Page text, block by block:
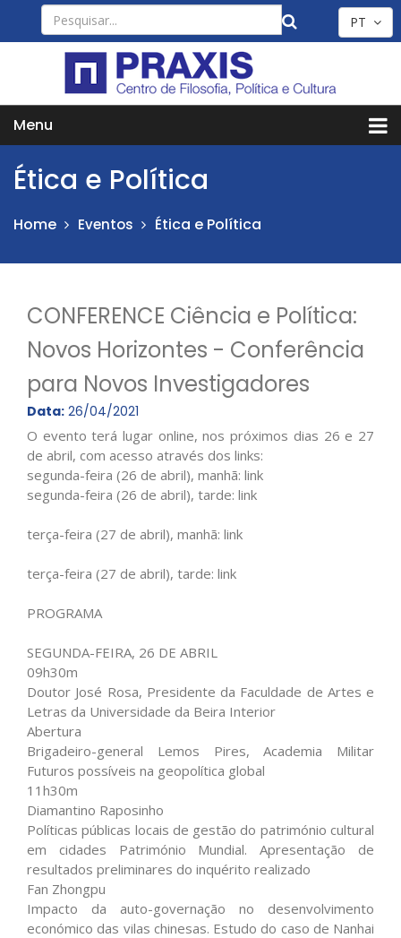
PT
Menu
Ética e Política
Home Eventos Ética e Política
CONFERENCE Ciência e Política:
Novos Horizontes - Conferência
para Novos Investigadores
Data: 26/04/2021
O evento terá lugar online, nos próximos dias 26 e 27
de abril, com acesso através dos links:
segunda-feira (26 de abril), manhã: link
segunda-feira (26 de abril), tarde: link
terça-feira (27 de abril), manhã: link
terça-feira (27 de abril), tarde: link
PROGRAMA
SEGUNDA-FEIRA, 26 DE ABRIL
09h30m
Doutor José Rosa, Presidente da Faculdade de Artes e
Letras da Universidade da Beira Interior
Abertura
Brigadeiro-general Lemos Pires, Academia Militar
Futuros possíveis na geopolítica global
11h30m
Diamantino Raposinho
Políticas públicas locais de gestão do património cultural
em cidades Património Mundial. Apresentação de
resultados preliminares do inquérito realizado
Fan Zhongpu
Impacto da auto-governação no desenvolvimento
económico das vilas chinesas. Estudo do caso de Nanhai